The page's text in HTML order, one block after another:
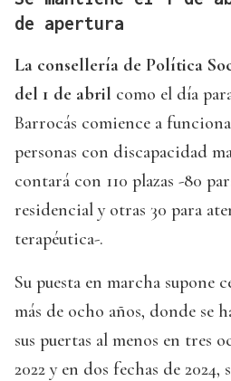
de apertura
La consellería de Política
del 1 de abril como el día
Barrocás comience a
personas con discapacidad
contará con 110 plazas -80
residencial y otras 30 para
terapéutica-.
Su puesta en marcha supone
más de ocho años, donde se
sus puertas al menos en tres
2022 y en dos fechas de